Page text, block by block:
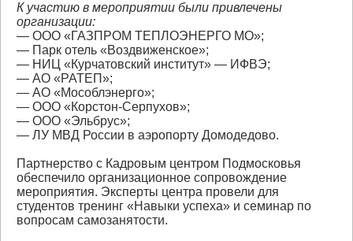
К участию в мероприятии были привлечены
организации:
— ООО «ГАЗПРОМ ТЕПЛОЭНЕРГО МО»;
— Парк отель «Воздвиженское»;
— НИЦ «Курчатовский институт» — ИФВЭ;
— АО «РАТЕП»;
— АО «Мособлэнерго»;
— ООО «Корстон-Серпухов»;
— ООО «Эльбрус»;
— ЛУ МВД России в аэропорту Домодедово.
Партнерство с Кадровым центром Подмосковья
обеспечило организационное сопровождение
мероприятия. Эксперты центра провели для
студентов тренинг «Навыки успеха» и семинар по
вопросам самозанятости.